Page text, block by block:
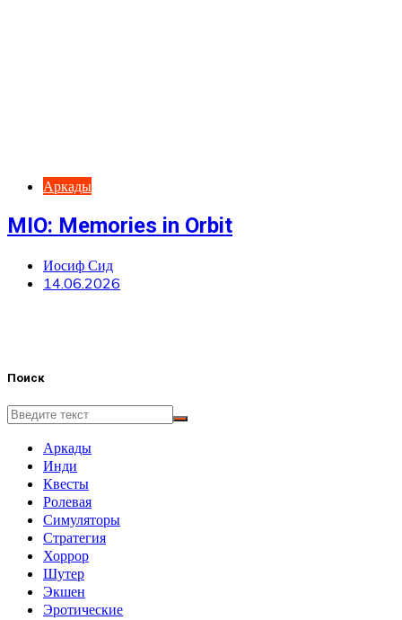
Аркады
MIO: Memories in Orbit
Иосиф Сид
14.06.2026
Поиск
Аркады
Инди
Квесты
Ролевая
Симуляторы
Стратегия
Хоррор
Шутер
Экшен
Эротические